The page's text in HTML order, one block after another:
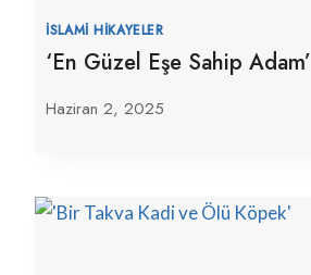
İSLAMI HIKAYELER
‘En Güzel Eşe Sahip Adam’
Haziran 2, 2025